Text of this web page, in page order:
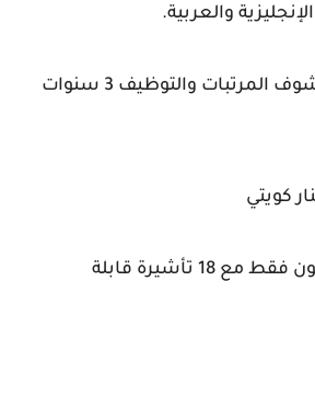
والعربية.
- خبرة سابقة في كشوف المرتبات والتوظيف 3 سنوات
- المرشحون المحليون فقط مع 18 تأشيرة قابلة